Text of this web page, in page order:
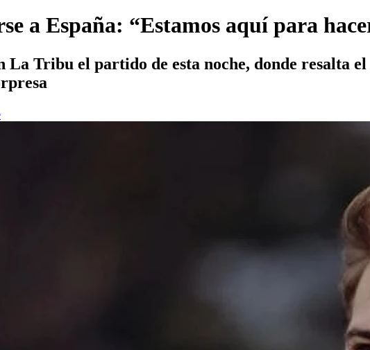
a España: “Estamos aquí para
Tribu el partido de esta noche, donde resalta